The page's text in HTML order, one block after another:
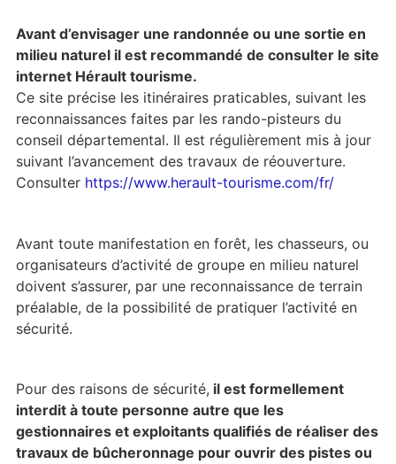
Avant d’envisager une randonnée ou une sortie en
milieu naturel il est recommandé de consulter le site
internet Hérault tourisme.
Ce site précise les itinéraires praticables, suivant les
reconnaissances faites par les rando-pisteurs du
conseil départemental. Il est régulièrement mis à jour
suivant l’avancement des travaux de réouverture.
Consulter https://www.herault-tourisme.com/fr/
Avant toute manifestation en forêt, les chasseurs, ou
organisateurs d’activité de groupe en milieu naturel
doivent s’assurer, par une reconnaissance de terrain
préalable, de la possibilité de pratiquer l’activité en
sécurité.
Pour des raisons de sécurité, il est formellement
interdit à toute personne autre que les
gestionnaires et exploitants qualifiés de réaliser des
travaux de bûcheronnage pour ouvrir des pistes ou